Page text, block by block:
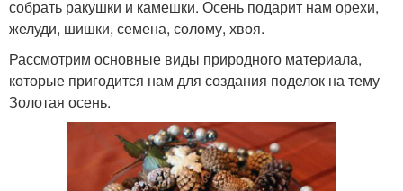
собрать ракушки и камешки. Осень подарит нам орехи,
желуди, шишки, семена, солому, хвоя.
Рассмотрим основные виды природного материала,
которые пригодится нам для создания поделок на тему
Золотая осень.